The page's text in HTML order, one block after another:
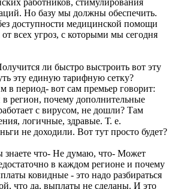
Но базу мы должны обеспечить.
доступности медицинской помощи
всех угроз, с которыми мы сегодня
ли быстро выстроить вот эту
эту единую тарифную сетку?
период- вот сам премьер говорит:
регион, почему дополнительные
с вирусом, не дошли? Там
логичные, здравые. Т. е.
не доходили. Вот тут просто будет?
знаете что- Не думаю, что- Может
в каждом регионе и почему
ковидные - это надо разбираться
что да, выплаты не сделаны. И это